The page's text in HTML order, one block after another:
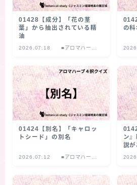
01428【成分】「花の茎
葉」から抽出されている精
油
2026.07.18
■アロマハーブ
の科
01424【別名】「キャロッ
トシード」の別名
2026.07.12
■アロマハーブ
ン
説